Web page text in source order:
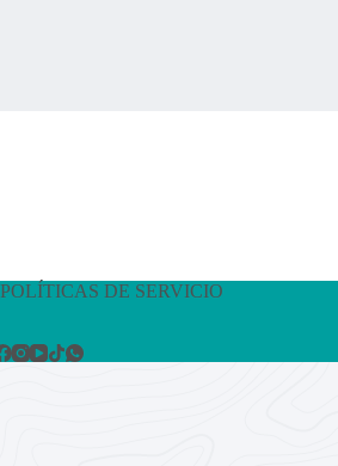
POLÍTICAS DE SERVICIO